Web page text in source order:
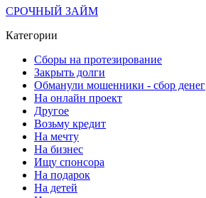
СРОЧНЫЙ ЗАЙМ
Категории
Сборы на протезирование
Закрыть долги
Обманули мошенники - сбор денег
На онлайн проект
Другое
Возьму кредит
На мечту
На бизнес
Ищу спонсора
На подарок
На детей